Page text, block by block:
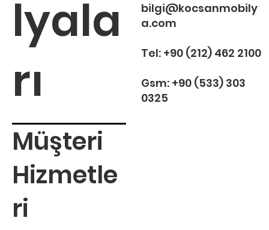
Müşteri
Hizmetle
ri
lyala
rı
bilgi@kocsanmobily
a.com
Tel: +90 (212) 462 2100
Gsm: +90 (533) 303
0325